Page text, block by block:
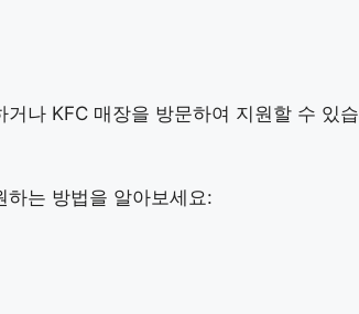
나 KFC 매장을 방문하여 지원할 수 있습
하는 방법을 알아보세요: